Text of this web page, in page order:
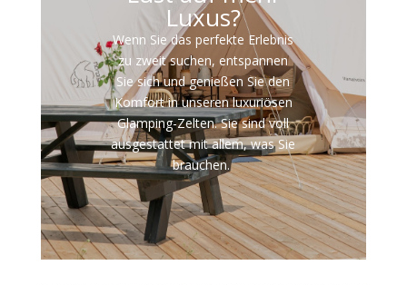
Luxus?
Wenn Sie das perfekte Erlebnis
zu zweit suchen, entspannen
Sie sich und genießen Sie den
Komfort in unseren luxuriösen
Glamping-Zelten. Sie sind voll
ausgestattet mit allem, was Sie
brauchen.